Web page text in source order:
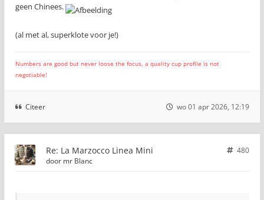
geen Chinees.
(al met al, superklote voor je!)
Numbers are good but never loose the focus, a quality cup profile is not
negotiable!
Citeer wo 01 apr 2026, 12:19
Re: La Marzocco Linea Mini
480
door mr Blanc